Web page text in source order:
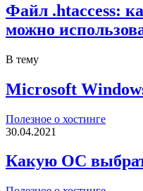
Файл .htaccess:
можно
В тему
Microsoft
Полезное о хостинге
30.04.2021
Какую ОС